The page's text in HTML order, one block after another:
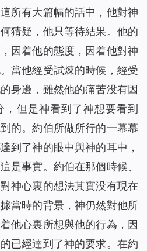
所有大篇幅的話中，他對神
猜疑，他只等待結果。他的
因着他的態度，因着他對神
當他經受試煉的時候，經受
身邊，雖然他的痛苦没有因
但是神看到了神想要看到
的。約伯所做所行的一幕幕
到了神的眼中與神的耳中，
是事實。約伯在那個時候、
神心裏的想法其實没有現在
當時的背景，神仍然對他所
他心裏所想與他的行為，因
已經達到了神的要求。在約